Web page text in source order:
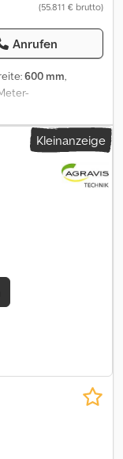
(55.811 € brutto)
Anrufen
600 mm,
Traktors. Avant
frontgelenkte
bieten. Inklusive 2
Kleinanzeige